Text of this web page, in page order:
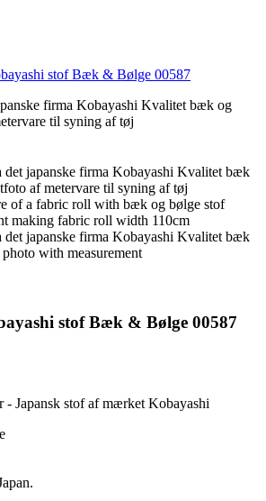
stof Bæk & Bølge 00587
stof Bæk & Bølge 00587
- Japansk stof af mærket Kobayashi